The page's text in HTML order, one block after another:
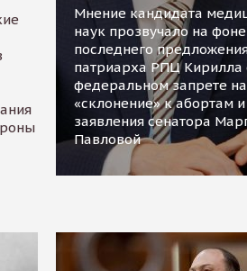
Мнение кандидата
наук прозвучало на фоне
последнего
патриарха РПЦ Кирилла
федеральном запрете на
«склонение» к абортам и
заявления сенатора
Павловой